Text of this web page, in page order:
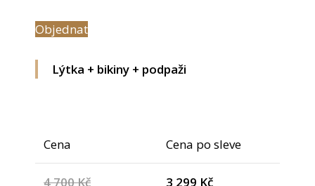
Objednat
Lýtka + bikiny + podpaži
Cena Cena po sleve
4 700 Kč 3 299 Kč